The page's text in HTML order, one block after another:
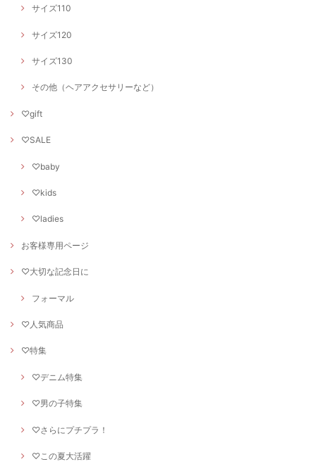
サイズ110
サイズ120
サイズ130
その他（ヘアアクセサリーなど）
♡gift
♡SALE
♡baby
♡kids
♡ladies
お客様専用ページ
♡大切な記念日に
フォーマル
♡人気商品
♡特集
♡デニム特集
♡男の子特集
♡さらにプチプラ！
♡この夏大活躍